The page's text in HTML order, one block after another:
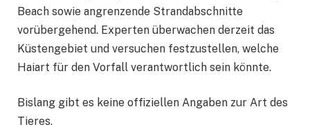
Beach sowie angrenzende Strandabschnitte
vorübergehend. Experten überwachen derzeit das
Küstengebiet und versuchen festzustellen, welche
Haiart für den Vorfall verantwortlich sein könnte.
Bislang gibt es keine offiziellen Angaben zur Art des
Tieres.